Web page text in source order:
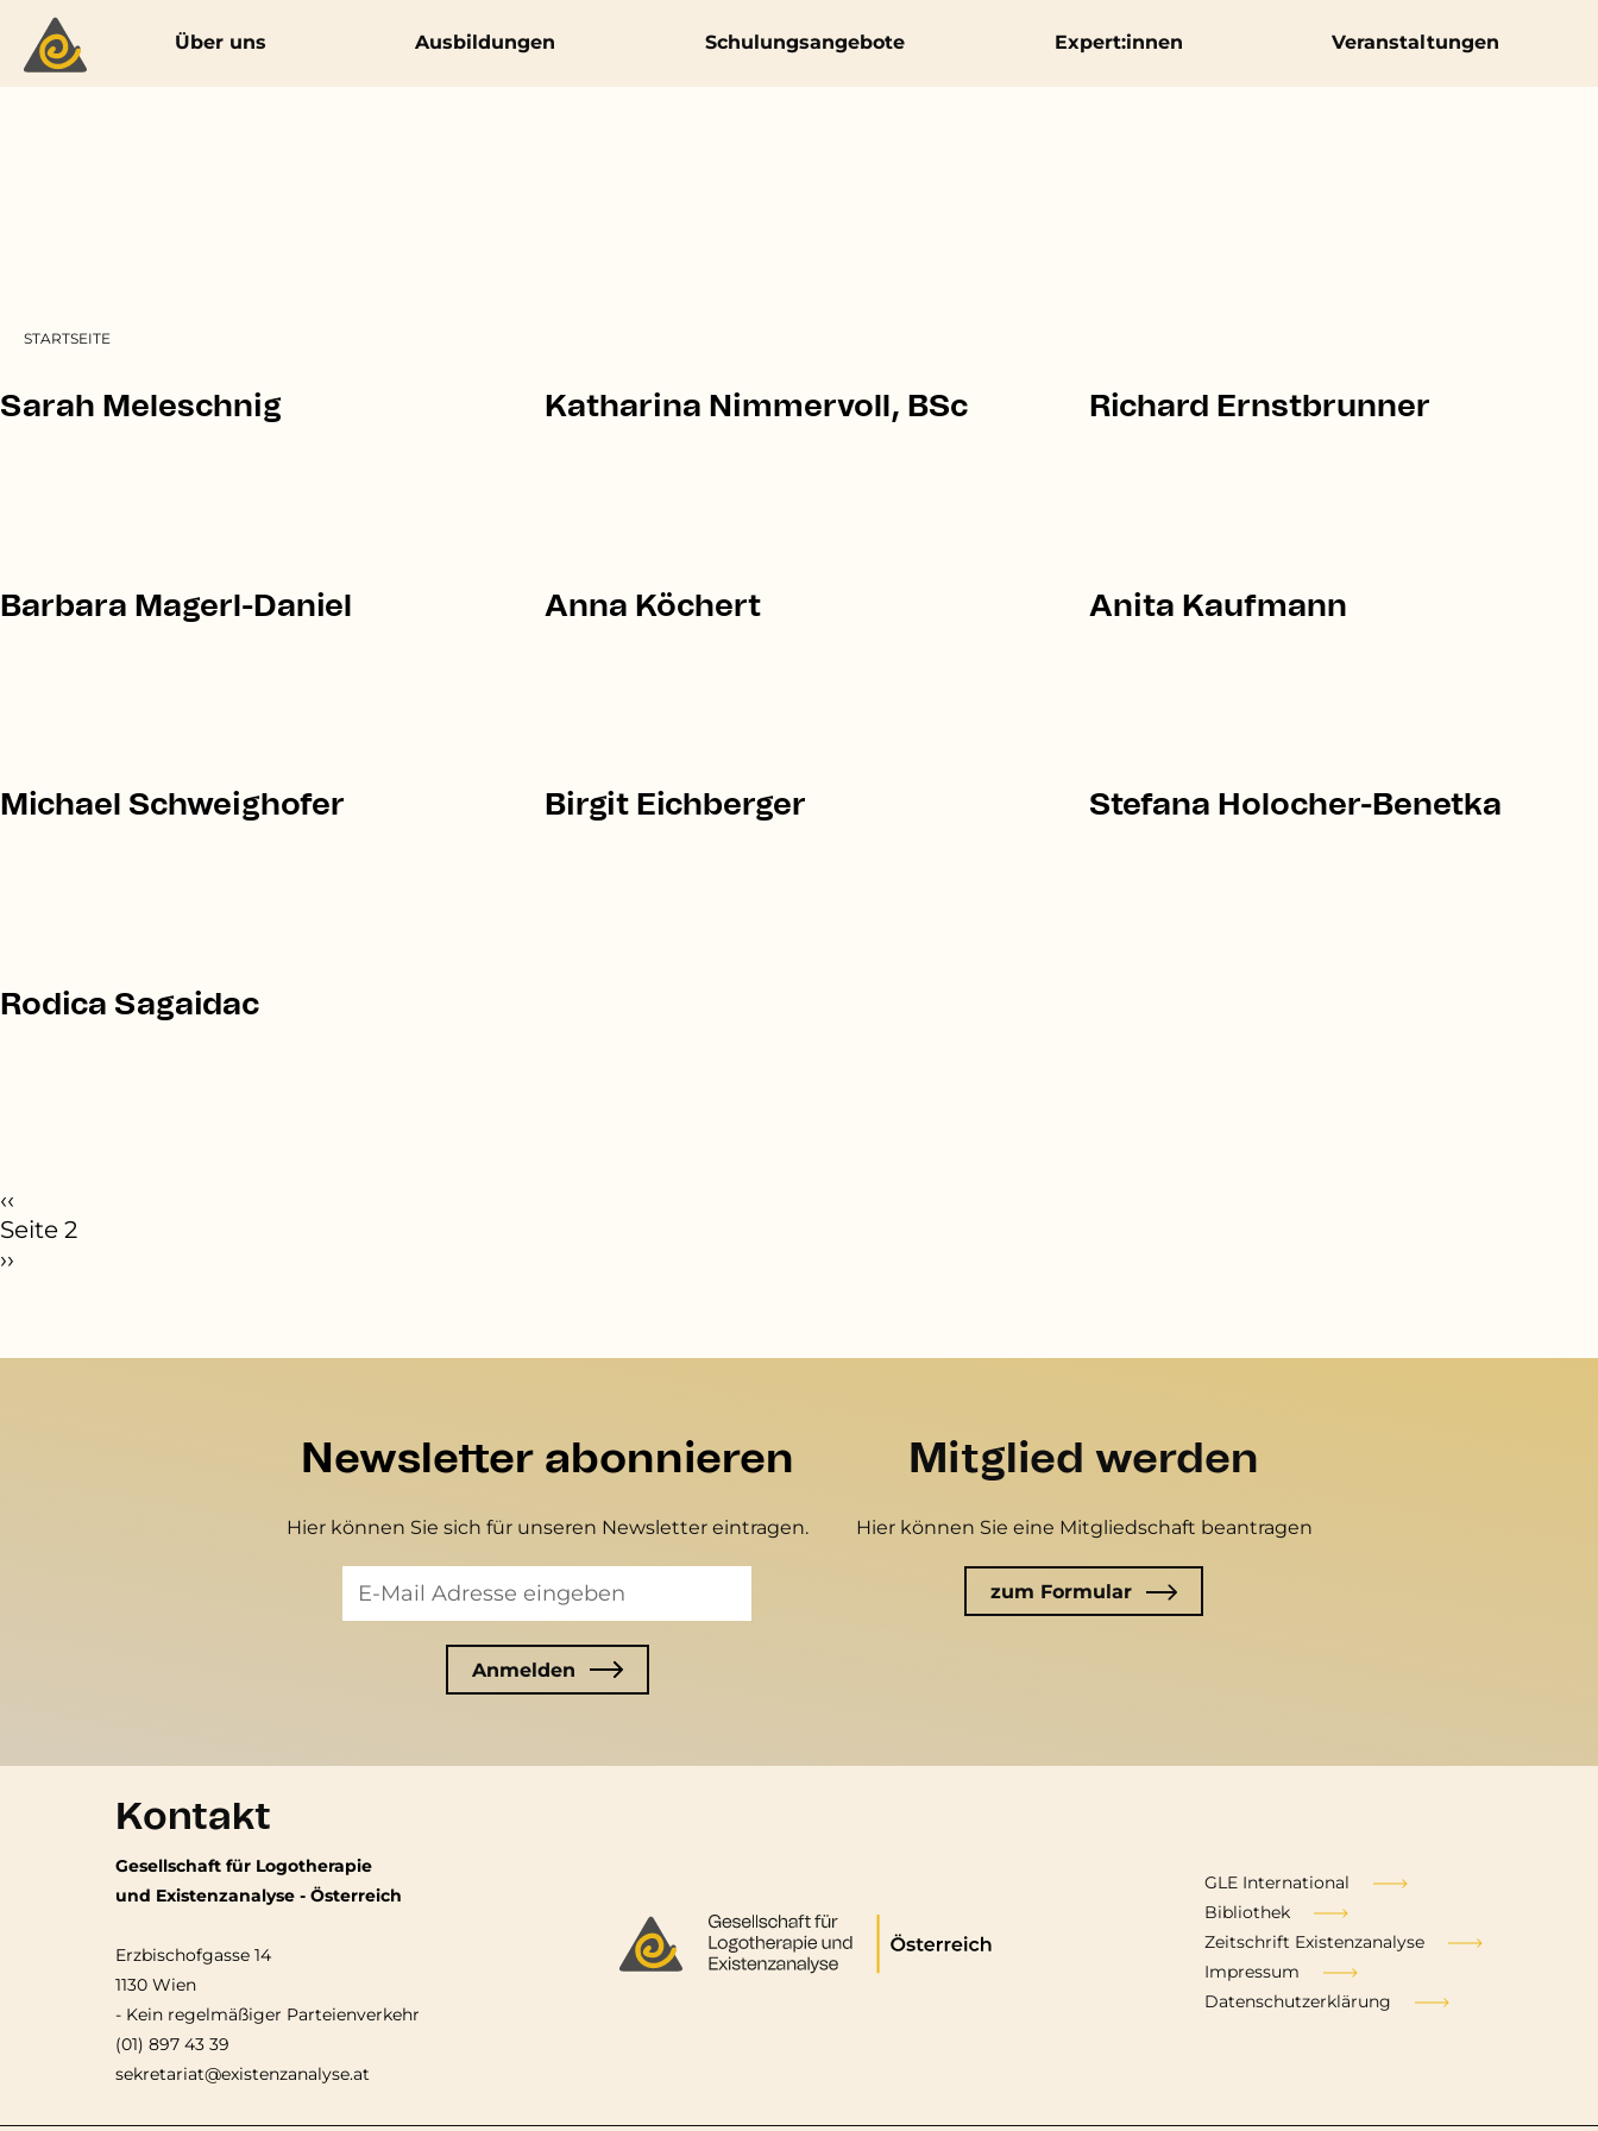
Über uns Ausbildungen Schulungsangebote Expert:innen Veranstaltungen
STARTSEITE
Sarah Meleschnig Katharina Nimmervoll, BSc Richard Ernstbrunner
Barbara Magerl-Daniel Anna Köchert Anita Kaufmann
Michael Schweighofer Birgit Eichberger Stefana Holocher-Benetka
Rodica Sagaidac
‹‹
Seite 2
››
Newsletter abonnieren
Hier können Sie sich für unseren Newsletter eintragen.
Mitglied werden
Hier können Sie eine Mitgliedschaft beantragen
zum Formular
Kontakt
Gesellschaft für Logotherapie
und Existenzanalyse - Österreich
Erzbischofgasse 14
1130 Wien
- Kein regelmäßiger Parteienverkehr
(01) 897 43 39
sekretariat@existenzanalyse.at
GLE International
Bibliothek
Zeitschrift Existenzanalyse
Impressum
Datenschutzerklärung